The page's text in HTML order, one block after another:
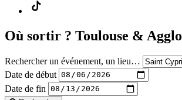
Où sortir ? Toulouse & Agglo
Rechercher un événement, un lieu…
Date de début
Date de fin